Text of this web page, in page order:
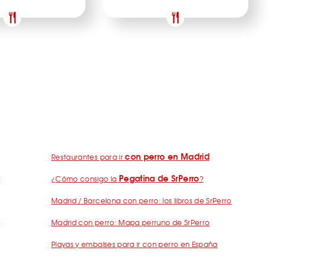
Restaurantes para ircon perro en Madrid
¿Cómo consigo la Pegatina de SrPerro?
Madrid / Barcelona con perro: los libros de SrPerro
Madrid con perro: Mapa perruno de SrPerro
Playas y embalses para ir con perro en España